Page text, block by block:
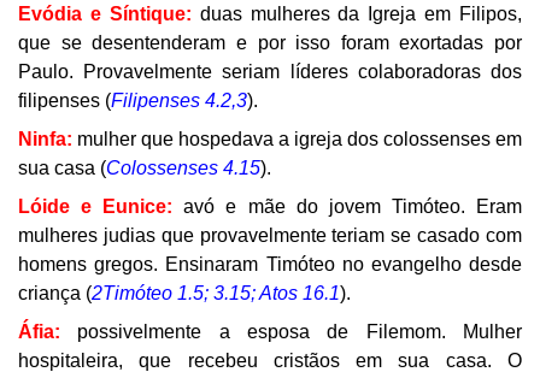
Evódia e Síntique: duas mulheres da Igreja em Filipos,
que se desentenderam e por isso foram exortadas por
Paulo. Provavelmente seriam líderes colaboradoras dos
filipenses (Filipenses 4.2,3).
Ninfa: mulher que hospedava a igreja dos colossenses em
sua casa (Colossenses 4.15).
Lóide e Eunice: avó e mãe do jovem Timóteo. Eram
mulheres judias que provavelmente teriam se casado com
homens gregos. Ensinaram Timóteo no evangelho desde
criança (2Timóteo 1.5; 3.15; Atos 16.1).
Áfia: possivelmente a esposa de Filemom. Mulher
hospitaleira, que recebeu cristãos em sua casa. O